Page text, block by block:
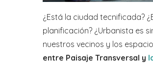
¿Está la ciudad tecnificada?
planificación? ¿Urbanista es
nuestros vecinos y los
entre Paisaje Transversal y